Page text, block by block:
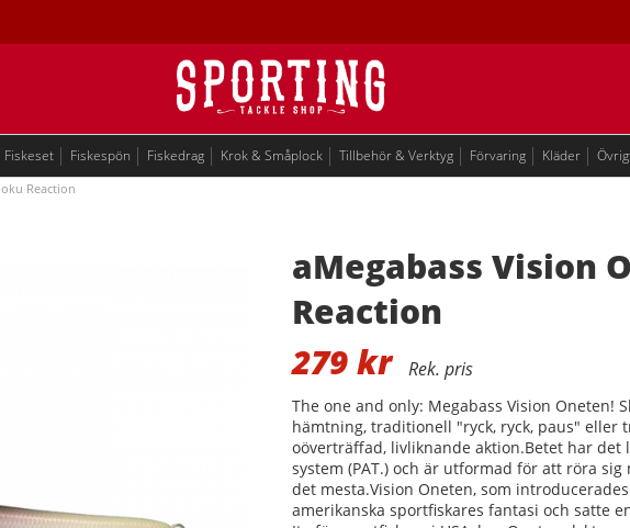
Fiskeset Fiskespön Fiskedrag Krok & Småplock Tillbehör & Verktyg Förvaring Kläder
Reaction
aMegabass Vision
Reaction
279kr
The one and only: Megabass Vision Oneten!
hämtning, traditionell "ryck, ryck, paus" eller
oöverträffad, livliknande aktion.Betet har
system (PAT.) och är utformad för att röra
det mesta.Vision Oneten, som
amerikanska sportfiskares fantasi och satte